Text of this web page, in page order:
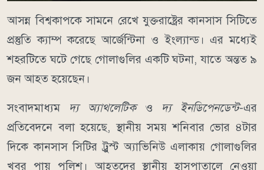
আসন্ন বিশ্বকাপকে সামনে রেখে যুক্তরাষ্ট্রেরকানসাস সিটিতে
প্রস্তুতি ক্যাম্প করেছেআর্জেন্টিনাও ইংল্যান্ড। এর মধ্যেই
শহরটিতে ঘটে গেছে গোলাগুলির একটি ঘটনা, যাতে অন্তত ৯
জন আহত হয়েছেন।
সংবাদমাধ্যম দ্য অ্যাথলেটিকও দ্য ইনডিপেনডেন্ট-এর
প্রতিবেদনে বলা হয়েছে, স্থানীয় সময় শনিবার ভোর ৪টার
দিকেকানসাস সিটির ট্রুস্ট অ্যাভিনিউ এলাকায় গোলাগুলির
খবর পায় পুলিশ। আহতদের স্থানীয় হাসপাতালে নেওয়া